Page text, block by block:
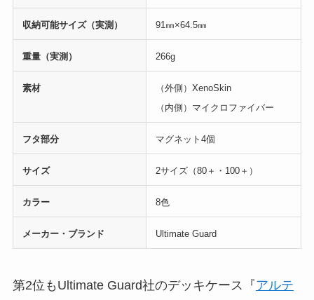
収納可能サイズ（実測） 91㎜×64.5㎜
重量（実測） 266g
素材
（外側）XenoSkin
（内側）マイクロファイバー
フタ部分 マグネット4個
サイズ 2サイズ（80＋・100＋）
カラー 8色
メーカー・ブランド Ultimate Guard
第2位もUltimate Guard社のデッキケース『アルテ